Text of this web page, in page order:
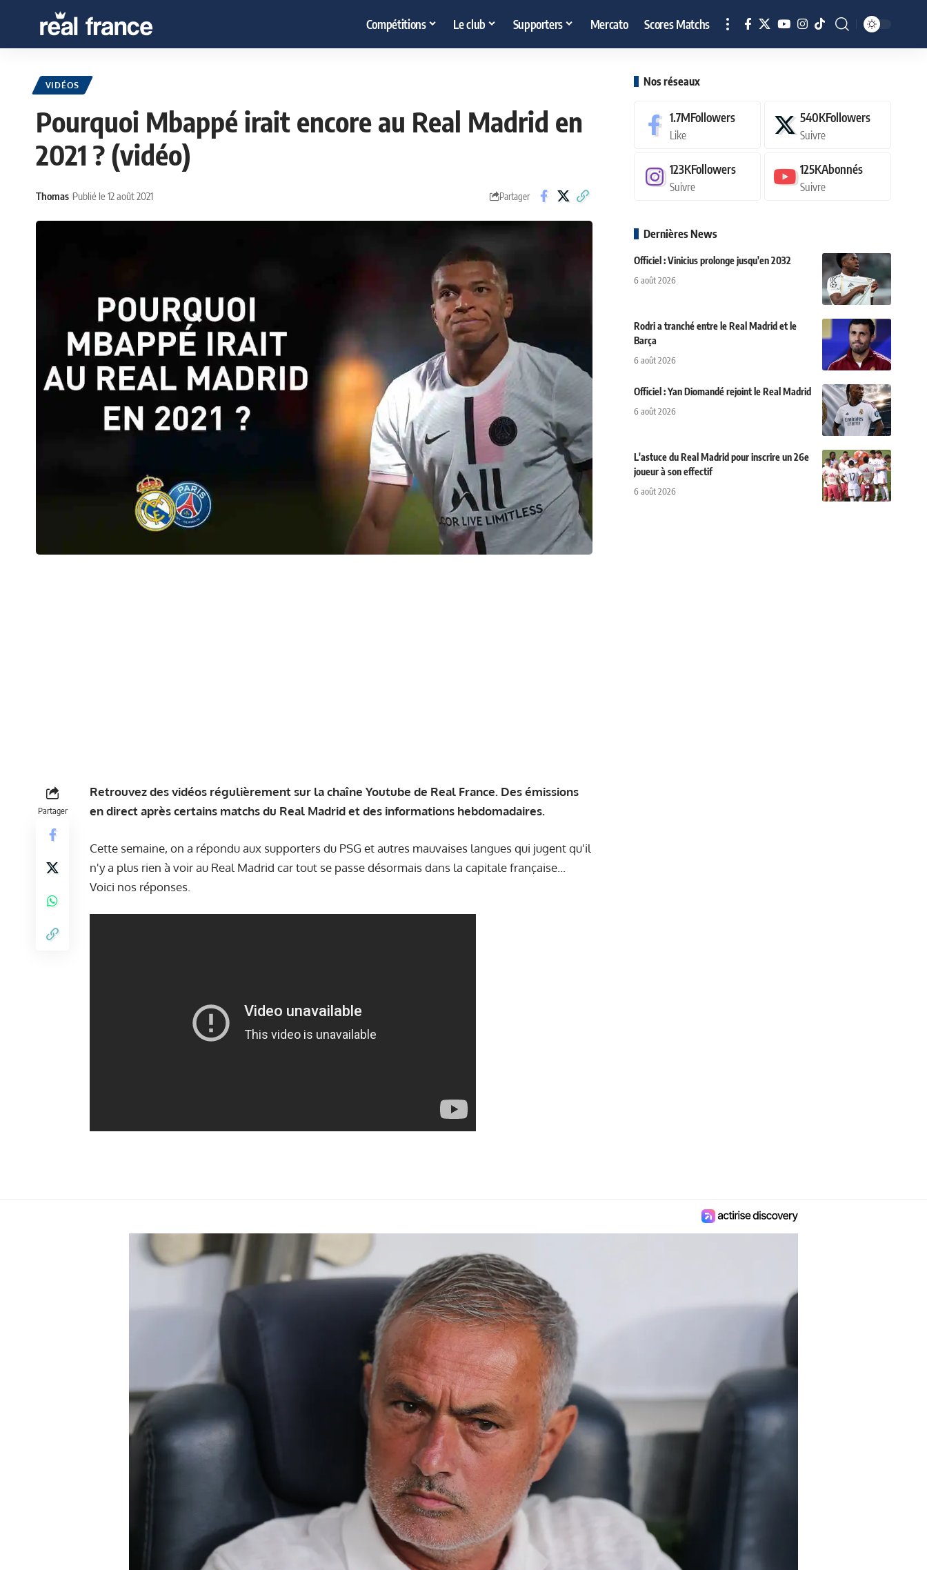
Compétitions Le club Supporters Mercato Scores Matchs
VIDÉOS
Pourquoi Mbappé irait encore au Real Madrid en
2021 ? (vidéo)
Thomas Publié le 12 août 2021 Partager
Partager
Retrouvez des vidéos régulièrement sur la chaîne Youtube de Real France. Des émissions
en direct après certains matchs du Real Madrid et des informations hebdomadaires.
Cette semaine, on a répondu aux supporters du PSG et autres mauvaises langues qui jugent qu'il
n'y a plus rien à voir au Real Madrid car tout se passe désormais dans la capitale française...
Voici nos réponses.
Nos réseaux
1.7MFollowers
Like
540KFollowers
Suivre
123KFollowers
Suivre
125KAbonnés
Suivre
Dernières News
Officiel : Vinicius prolonge jusqu'en 2032
6 août 2026
Rodri a tranché entre le Real Madrid et le
Barça
6 août 2026
Officiel : Yan Diomandé rejoint le Real Madrid
6 août 2026
L'astuce du Real Madrid pour inscrire un 26e
joueur à son effectif
6 août 2026